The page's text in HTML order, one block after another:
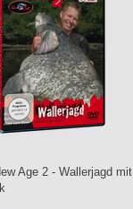
Age 2 - Wallerjagd mit